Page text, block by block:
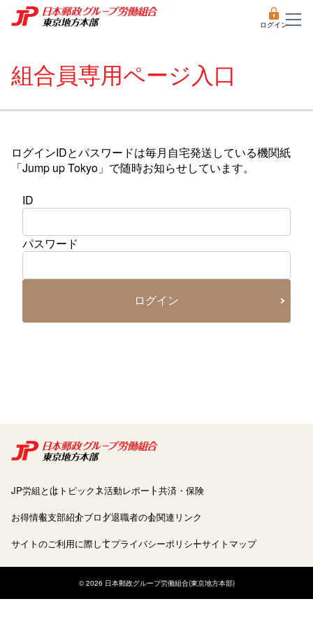
ログイン
組合員専用ページ入口
ログインIDとパスワードは毎月自宅発送している機関紙
「Jump up Tokyo」で随時お知らせしています。
ID
パスワード
ログイン
JP労組とは トピックス活動レポート共済・保険
お得情報支部紹介ブログ退職者の会関連リンク
サイトのご利用に際してプライバシーポリシーサイトマップ
© 2026 日本郵政グループ労働組合(東京地方本部)